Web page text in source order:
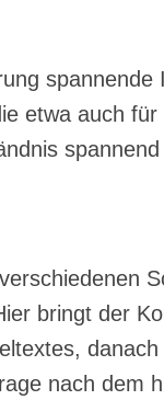
span­nen­de
etwa auch
bringt der
nach dem